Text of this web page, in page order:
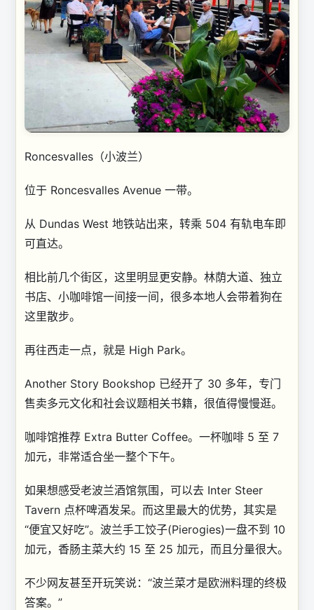
Roncesvalles（小波兰）
位于 Roncesvalles Avenue 一带。
从 Dundas West 地铁站出来，转乘 504 有轨电车即
可直达。
相比前几个街区，这里明显更安静。林荫大道、独立
书店、小咖啡馆一间接一间，很多本地人会带着狗在
这里散步。
再往西走一点，就是 High Park。
Another Story Bookshop 已经开了 30 多年，专门
售卖多元文化和社会议题相关书籍，很值得慢慢逛。
咖啡馆推荐 Extra Butter Coffee。一杯咖啡 5 至 7
加元，非常适合坐一整个下午。
如果想感受老波兰酒馆氛围，可以去 Inter Steer
Tavern 点杯啤酒发呆。而这里最大的优势，其实是
“便宜又好吃”。波兰手工饺子(Pierogies)一盘不到 10
加元，香肠主菜大约 15 至 25 加元，而且分量很大。
不少网友甚至开玩笑说：“波兰菜才是欧洲料理的终极
答案。”